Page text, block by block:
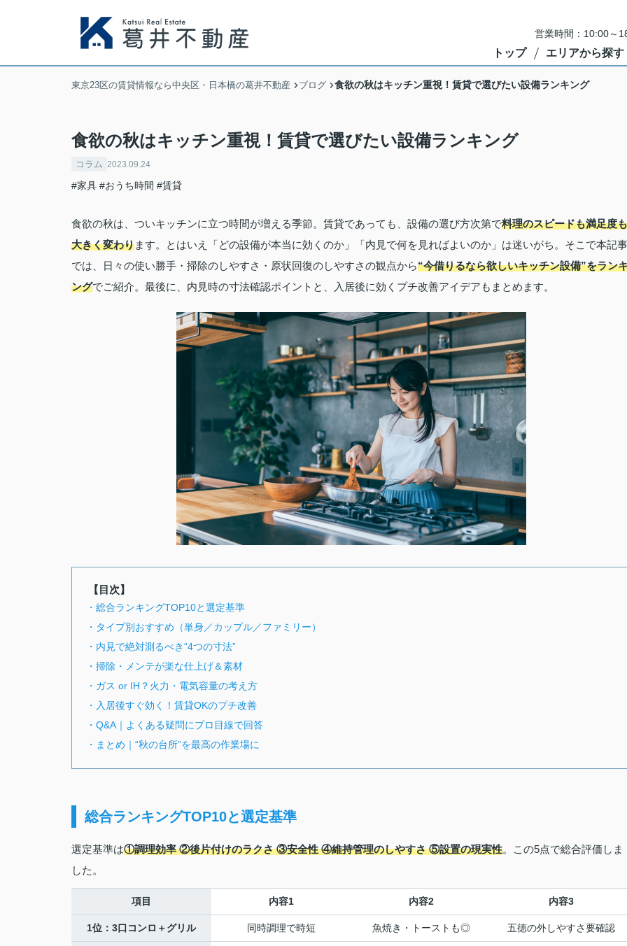
営業時間：10:00～
トップ エリアから探す
東京23区の賃貸情報なら中央区・日本橋の葛井不動産 ブログ 食欲の秋はキッチン重視！賃貸で選びたい設備ランキング
食欲の秋はキッチン重視！賃貸で選びたい設備ランキング
コラム 2023.09.24
#家具 #おうち時間 #賃貸
食欲の秋は、ついキッチンに立つ時間が増える季節。賃貸であっても、設備の選び方次第で料理のスピードも満足度も
大きく変わります。とはいえ「どの設備が本当に効くのか」「内見で何を見ればよいのか」は迷いがち。そこで本記事
では、日々の使い勝手・掃除のしやすさ・原状回復のしやすさの観点から“今借りるなら欲しいキッチン設備”をラン
ングでご紹介。最後に、内見時の寸法確認ポイントと、入居後に効くプチ改善アイデアもまとめます。
【目次】
・総合ランキングTOP10と選定基準
・タイプ別おすすめ（単身／カップル／ファミリー）
・内見で絶対測るべき“4つの寸法”
・掃除・メンテが楽な仕上げ＆素材
・ガス or IH？火力・電気容量の考え方
・入居後すぐ効く！賃貸OKのプチ改善
・Q&A｜よくある疑問にプロ目線で回答
・まとめ｜“秋の台所”を最高の作業場に
総合ランキングTOP10と選定基準
選定基準は①調理効率 ②後片付けのラクさ ③安全性 ④維持管理のしやすさ ⑤設置の現実性。この5点で総合評価しま
した。
項目 内容1 内容2 内容3
1位：3口コンロ＋グリル 同時調理で時短 魚焼き・トーストも◎ 五徳の外しやすさ要確認